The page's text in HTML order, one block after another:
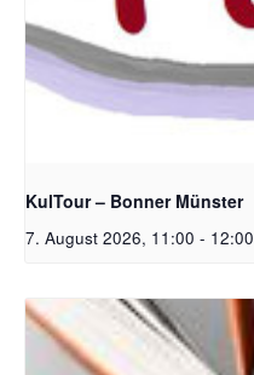
KulTour – Bonner Münster
7. August 2026, 11:00 - 12:00